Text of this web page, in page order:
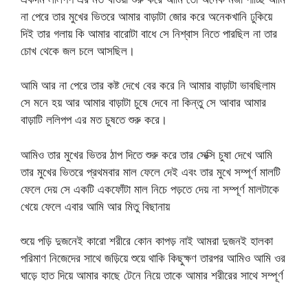
না পেরে তার মুখের ভিতরে আমার বাড়াটা জোর করে অনেকখানি ঢুকিয়ে
দিই তার গলায় কি আমার বারোটা বাধে সে নিশ্বাস নিতে পারছিল না তার
চোখ থেকে জল চলে আসছিল।
আমি আর না পেরে তার কষ্ট দেখে বের করে নি আমার বাড়াটা ভাবছিলাম
সে মনে হয় আর আমার বাড়াটা চুষে দেবে না কিন্তু সে আবার আমার
বাড়াটি ললিপপ এর মত চুষতে শুরু করে।
আমিও তার মুখের ভিতর ঠাপ দিতে শুরু করে তার সেক্সি চুষা দেখে আমি
তার মুখের ভিতরে প্রথমবার মাল ফেলে দেই এবং তার মুখে সম্পূর্ণ মালটি
ফেলে দেয় সে একটি একফোঁটা মাল নিচে পড়তে দেয় না সম্পূর্ণ মালটাকে
খেয়ে ফেলে এবার আমি আর মিতু বিছানায়
শুয়ে পড়ি দুজনেই কারো শরীরে কোন কাপড় নাই আমরা দুজনই হালকা
পরিমাণ নিজেদের সাথে জড়িয়ে শুয়ে থাকি কিছুক্ষণ তারপর আমিও আমি ওর
ঘাড়ে হাত দিয়ে আমার কাছে টেনে নিয়ে তাকে আমার শরীরের সাথে সম্পূর্ণ